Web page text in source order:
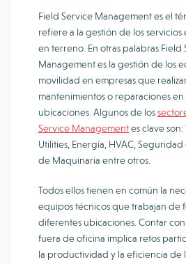
Field Service Management es el
refiere a la gestión de los servicios
en terreno. En otras palabras Field
Management es la gestión de los
movilidad en empresas que
mantenimientos o reparaciones
ubicaciones. Algunos de los
Service Managementes clave
Utilities, Energía, HVAC,
de Maquinaria entre otros.
Todos ellos tienen en común la
equipos técnicos que trabajan de
diferentes ubicaciones. Contar
fuera de oficina implica retos
la productividad y la eficiencia de